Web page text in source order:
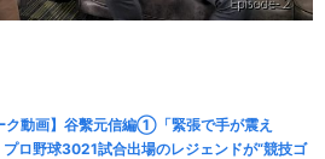
ク動画】谷繫元信編①「緊張で手が震え
ロ野球3021試合出場のレジェンドが“競技ゴ